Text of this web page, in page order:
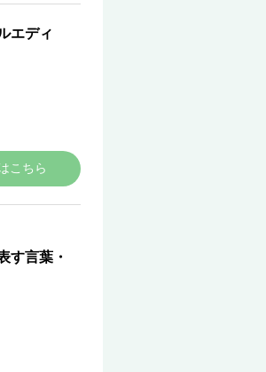
エディ
こちら
す言葉・